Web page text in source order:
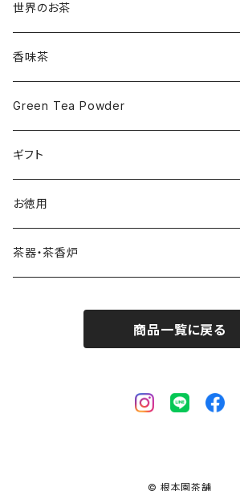
世界のお茶
香味茶
Green Tea Powder
ギフト
お徳用
茶器・茶香炉
商品一覧に戻る
© 根本園茶舗